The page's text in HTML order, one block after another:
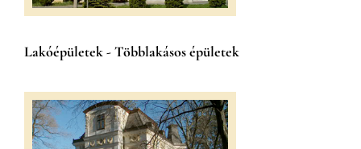
Lakóépületek - Többlakásos épületek